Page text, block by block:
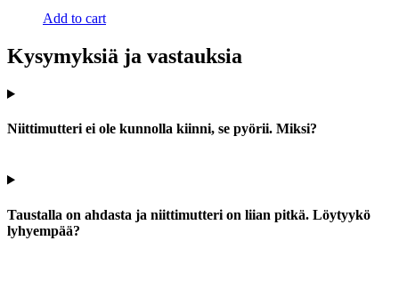
Add to cart
Kysymyksiä ja vastauksia
Niittimutteri ei ole kunnolla kiinni, se pyörii. Miksi?
Taustalla on ahdasta ja niittimutteri on liian pitkä. Löytyykö
lyhyempää?